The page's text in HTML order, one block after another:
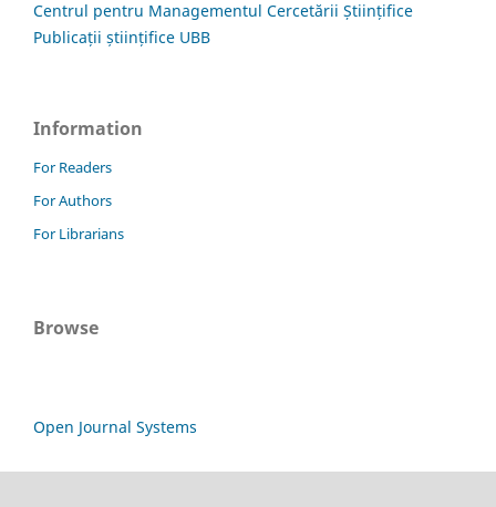
Centrul pentru Managementul Cercetării Științifice
Publicații științifice UBB
Information
For Readers
For Authors
For Librarians
Browse
Open Journal Systems